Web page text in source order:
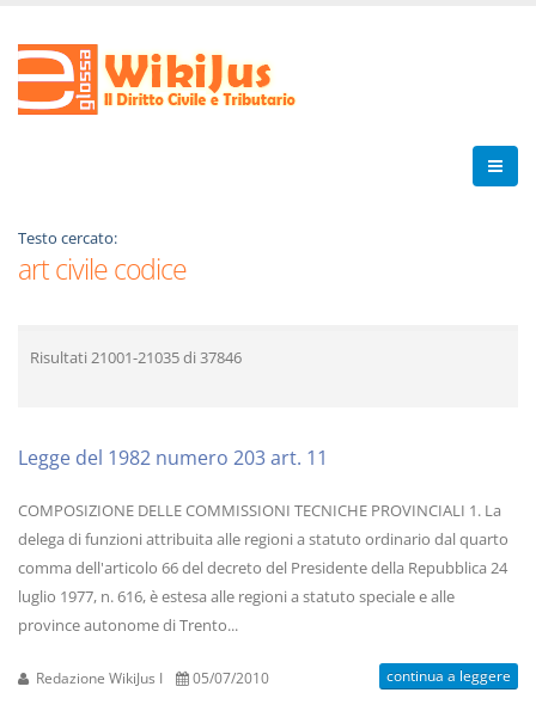
Testo cercato:
art civile codice
Risultati 21001-21035di 37846
Legge del 1982 numero 203 art. 11
COMPOSIZIONE DELLE COMMISSIONI TECNICHE PROVINCIALI 1. La
delega di funzioni attribuita alle regioni a statuto ordinario dal quarto
comma dell'articolo 66 del decreto del Presidente della Repubblica 24
luglio 1977, n. 616, è estesa alle regioni a statuto speciale e alle
province autonome di Trento...
Redazione WikiJus I 05/07/2010 continua a leggere